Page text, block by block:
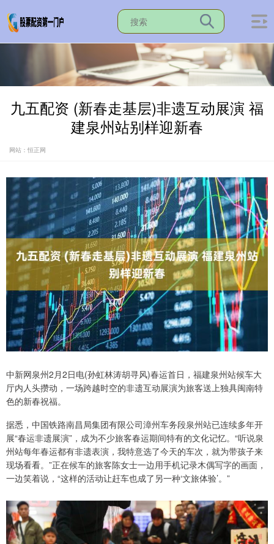
九五配资 (新春走基层)非遗互动展演 福
建泉州站别样迎新春
网站：恒正网
中新网泉州2月2日电(孙虹林涛胡寻风)春运首日，福建泉州站候车大
厅内人头攒动，一场跨越时空的非遗互动展演为旅客送上独具闽南特
色的新春祝福。
据悉，中国铁路南昌局集团有限公司漳州车务段泉州站已连续多年开
展“春运非遗展演”，成为不少旅客春运期间特有的文化记忆。“听说泉
州站每年春运都有非遗表演，我特意选了今天的车次，就为带孩子来
现场看看。”正在候车的旅客陈女士一边用手机记录木偶写字的画面，
一边笑着说，“这样的活动让赶车也成了另一种‘文旅体验’。”